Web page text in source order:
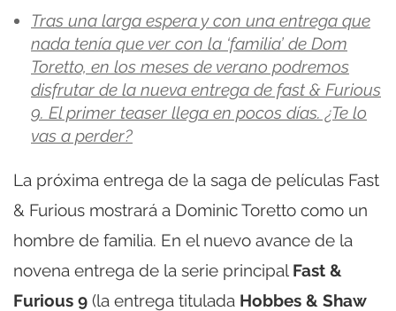
Tras una larga espera y con una entrega que
nada tenía que ver con la ‘familia’ de Dom
Toretto, en los meses de verano podremos
disfrutar de la nueva entrega de fast & Furious
9. El primer teaser llega en pocos días. ¿Te lo
vas a perder?
La próxima entrega de la saga de películas Fast
& Furious mostrará a Dominic Toretto como un
hombre de familia. En el nuevo avance de la
novena entrega de la serie principal Fast &
Furious 9 (la entrega titulada Hobbes & Shaw